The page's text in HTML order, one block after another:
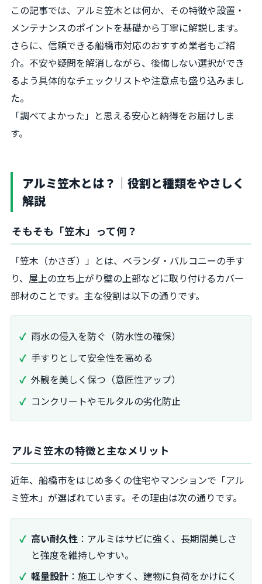
この記事では、アルミ笠木とは何か、その特徴や設置・
メンテナンスのポイントを基礎から丁寧に解説します。
さらに、信頼できる船橋市対応のおすすめ業者もご紹
介。不安や疑問を解消しながら、後悔しない選択ができ
るよう具体的なチェックリストや注意点も盛り込みまし
た。
「調べてよかった」と思える安心と納得をお届けしま
す。
アルミ笠木とは？｜役割と種類をやさしく
解説
そもそも「笠木」って何？
「笠木（かさぎ）」とは、ベランダ・バルコニーの手す
り、屋上の立ち上がり壁の上部などに取り付けるカバー
部材のことです。主な役割は以下の通りです。
雨水の侵入を防ぐ（防水性の確保）
手すりとして安全性を高める
外観を美しく保つ（意匠性アップ）
コンクリートやモルタルの劣化防止
アルミ笠木の特徴と主なメリット
近年、船橋市をはじめ多くの住宅やマンションで「アル
ミ笠木」が選ばれています。その理由は次の通りです。
高い耐久性 ：アルミはサビに強く、長期間美しさ
と強度を維持しやすい。
軽量設計 ：施工しやすく、建物に負荷をかけにく